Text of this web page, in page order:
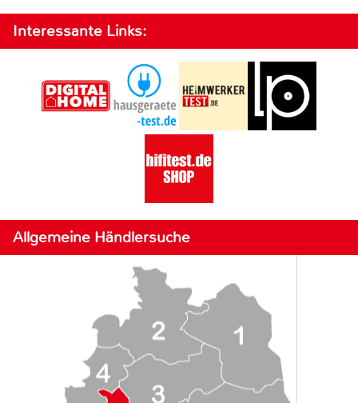
Interessante Links:
Allgemeine Händlersuche